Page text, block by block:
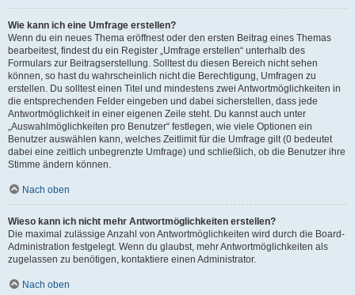
Wie kann ich eine Umfrage erstellen?
Wenn du ein neues Thema eröffnest oder den ersten Beitrag eines Themas
bearbeitest, findest du ein Register „Umfrage erstellen“ unterhalb des
Formulars zur Beitragserstellung. Solltest du diesen Bereich nicht sehen
können, so hast du wahrscheinlich nicht die Berechtigung, Umfragen zu
erstellen. Du solltest einen Titel und mindestens zwei Antwortmöglichkeiten in
die entsprechenden Felder eingeben und dabei sicherstellen, dass jede
Antwortmöglichkeit in einer eigenen Zeile steht. Du kannst auch unter
„Auswahlmöglichkeiten pro Benutzer“ festlegen, wie viele Optionen ein
Benutzer auswählen kann, welches Zeitlimit für die Umfrage gilt (0 bedeutet
dabei eine zeitlich unbegrenzte Umfrage) und schließlich, ob die Benutzer ihre
Stimme ändern können.
Nach oben
Wieso kann ich nicht mehr Antwortmöglichkeiten erstellen?
Die maximal zulässige Anzahl von Antwortmöglichkeiten wird durch die Board-
Administration festgelegt. Wenn du glaubst, mehr Antwortmöglichkeiten als
zugelassen zu benötigen, kontaktiere einen Administrator.
Nach oben